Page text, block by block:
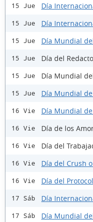
15 Jue Día
15 Jue Día
15 Jue Día Mundial
15 Jue Día del
15 Jue Día Mundial
15 Jue Día Mundial
16 Vie Día Mundial
16 Vie Día de los
16 Vie Día del
16 Vie Día del Crush
16 Vie Día del
17 Sáb Día
17 Sáb Día Mundial